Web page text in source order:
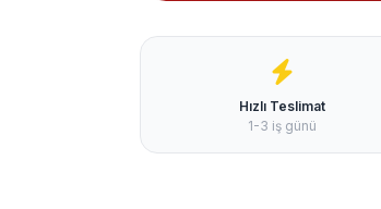
Hızlı Teslimat
1-3 iş günü